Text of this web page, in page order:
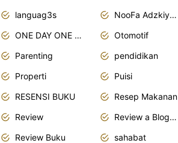
languag3s
NooFa Adzkiya Putri Zain
ONE DAY ONE POST
Otomotif
Parenting
pendidikan
Properti
Puisi
RESENSI BUKU
Resep Makanan
Review
Review a Blogger
Review Buku
sahabat